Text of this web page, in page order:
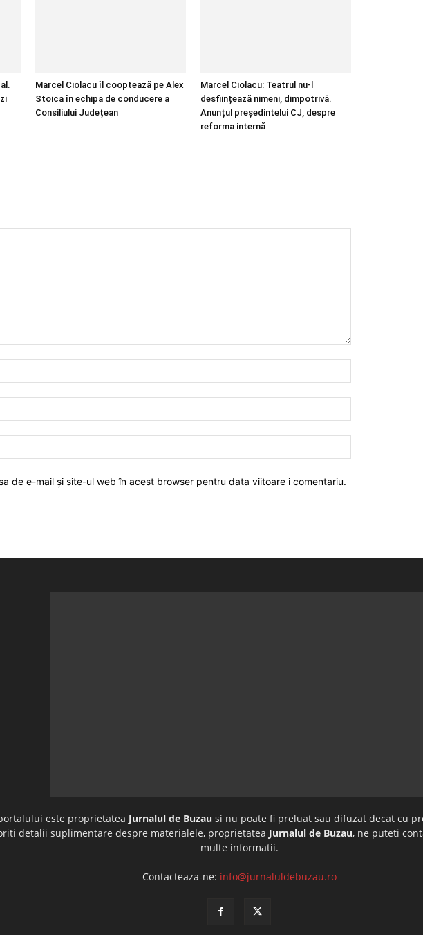
Marcel Ciolacu îl cooptează pe Alex
Stoica în echipa de conducere a
Consiliului Județean
Marcel Ciolacu: Teatrul nu-l
desființează nimeni, dimpotrivă.
Anunțul președintelui CJ, despre
reforma internă
de e-mail și site-ul web în acest browser pentru data viitoare i comentariu.
este proprietatea Jurnalul de Buzau si nu poate fi preluat sau difuzat decat cu
detalii suplimentare despre materialele, proprietatea Jurnalul de Buzau, ne puteti
multe informatii.
Contacteaza-ne: info@jurnaluldebuzau.ro